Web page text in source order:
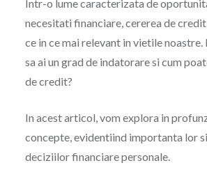
Intr-o lume caracterizata de
necesitati financiare, cererea de
ce in ce mai relevant in vietile noastre.
sa ai un grad de indatorare si cum
de credit?
In acest articol, vom explora in
concepte, evidentiind importanta lor
deciziilor financiare personale.